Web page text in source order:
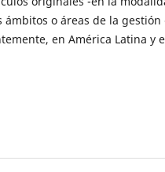
o áreas de la gestión
en América Latina y